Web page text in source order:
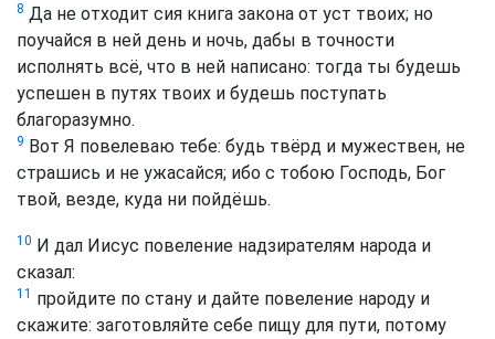
8 Да не отходит сия книга закона от уст твоих; но
поучайся в ней день и ночь, дабы в точности
исполнять всё, что в ней написано: тогда ты будешь
успешен в путях твоих и будешь поступать
благоразумно.
9 Вот Я повелеваю тебе: будь твёрд и мужествен, не
страшись и не ужасайся; ибо с тобою Господь, Бог
твой, везде, куда ни пойдёшь.
10 И дал Иисус повеление надзирателям народа и
сказал:
11 пройдите по стану и дайте повеление народу и
скажите: заготовляйте себе пищу для пути, потому